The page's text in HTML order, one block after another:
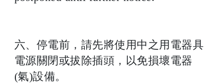
六、停電前，請先將使用中之用電器具
電源關閉或拔除插頭，以免損壞電器
(氣)設備。